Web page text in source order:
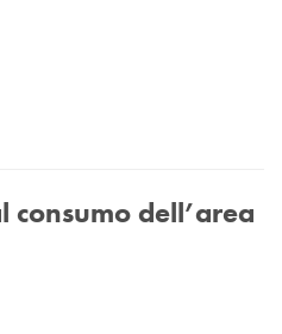
consumo dell’area